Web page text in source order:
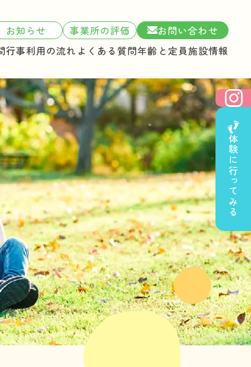
お知らせ 事業所の評価
お問い合わせ
行事利用の流れ よくある質問年齢と定員施設情報
体験に行ってみる